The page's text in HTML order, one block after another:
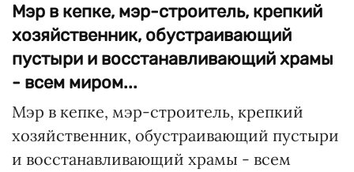
Мэр в кепке, мэр-строитель, крепкий
хозяйственник, обустраивающий
пустыри и восстанавливающий храмы
- всем миром...
Мэр в кепке, мэр-строитель, крепкий
хозяйственник, обустраивающий пустыри
и восстанавливающий храмы - всем